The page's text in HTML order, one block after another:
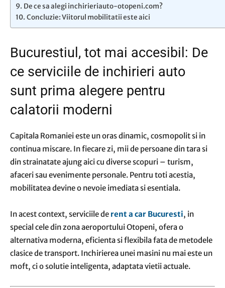
De ce sa alegi inchirieriauto-otopeni.com?
Concluzie: Viitorul mobilitatii este aici
Bucurestiul, tot mai accesibil: De
ce serviciile de inchirieri auto
sunt prima alegere pentru
calatorii moderni
Capitala Romaniei este un oras dinamic, cosmopolit si in
continua miscare. In fiecare zi, mii de persoane din tara si
din strainatate ajung aici cu diverse scopuri – turism,
afaceri sau evenimente personale. Pentru toti acestia,
mobilitatea devine o nevoie imediata si esentiala.
In acest context, serviciile de rent a car Bucuresti, in
special cele din zona aeroportului Otopeni, ofera o
alternativa moderna, eficienta si flexibila fata de metodele
clasice de transport. Inchirierea unei masini nu mai este un
moft, ci o solutie inteligenta, adaptata vietii actuale.